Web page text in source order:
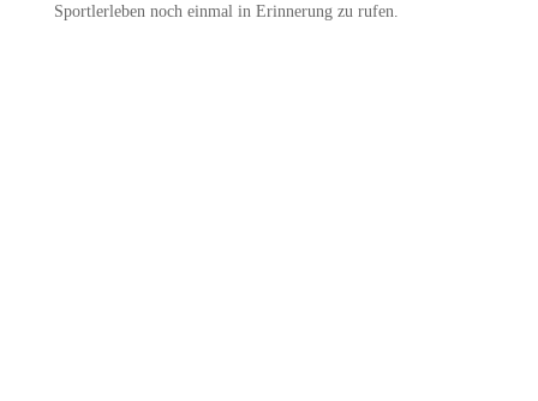
Sportlerleben noch einmal in Erinnerung zu rufen.